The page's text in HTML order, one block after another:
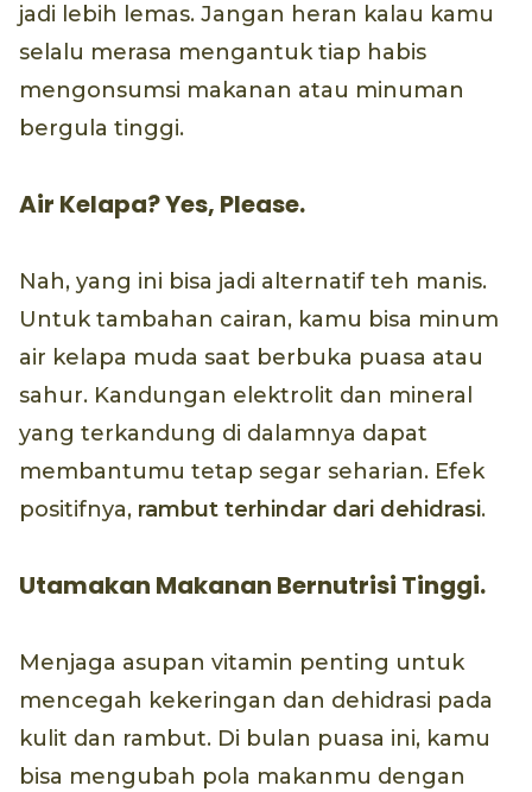
jadi lebih lemas. Jangan heran kalau kamu
selalu merasa mengantuk tiap habis
mengonsumsi makanan atau minuman
bergula tinggi.
Air Kelapa? Yes, Please.
Nah, yang ini bisa jadi alternatif teh manis.
Untuk tambahan cairan, kamu bisa minum
air kelapa muda saat berbuka puasa atau
sahur. Kandungan elektrolit dan mineral
yang terkandung di dalamnya dapat
membantumu tetap segar seharian. Efek
positifnya, rambut terhindar dari dehidrasi.
Utamakan Makanan Bernutrisi Tinggi.
Menjaga asupan vitamin penting untuk
mencegah kekeringan dan dehidrasi pada
kulit dan rambut. Di bulan puasa ini, kamu
bisa mengubah pola makanmu dengan